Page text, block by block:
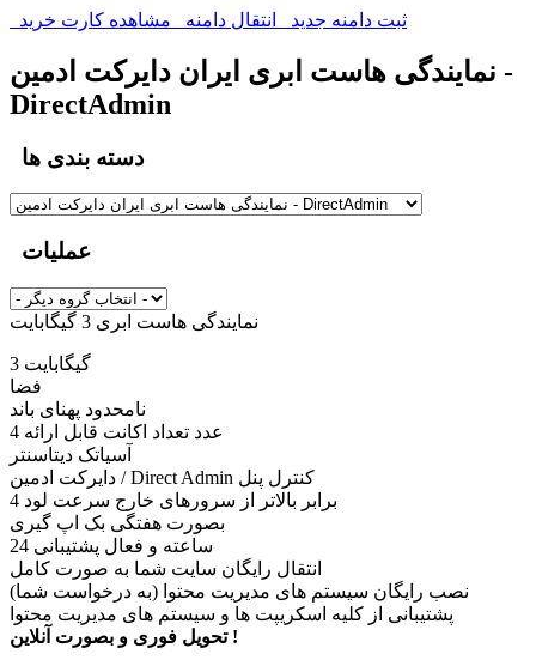
ثبت دامنه جدید انتقال دامنه مشاهده کارت خرید
نمایندگی هاست ابری ایران دایرکت ادمین -
DirectAdmin
دسته بندی ها
عملیات
نمایندگی هاست ابری 3 گیگابایت
3 گیگابایت
فضا
نامحدود پهنای باند
4 عدد تعداد اکانت قابل ارائه
آسیاتک دیتاسنتر
دایرکت ادمین / Direct Admin کنترل پنل
4 برابر بالاتر از سرورهای خارج سرعت لود
بصورت هفتگی بک اپ گیری
24 ساعته و فعال پشتیبانی
انتقال رایگان سایت شما به صورت کامل
نصب رایگان سیستم های مدیریت محتوا (به درخواست شما)
پشتیبانی از کلیه اسکریپت ها و سیستم های مدیریت محتوا
تحویل فوری و بصورت آنلاین !